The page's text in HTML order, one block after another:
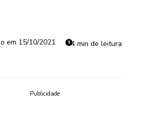
15/10/2021 4 min de leitura
Publicidade